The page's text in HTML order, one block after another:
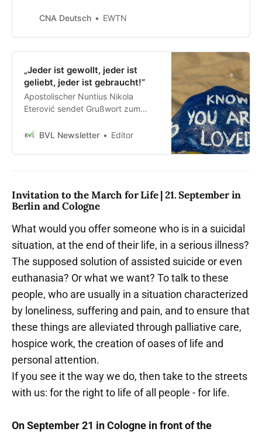
Gegendemonstranten, sondern
&bdquo;intolerant und
menschenverachtend&ldquo;
handelten, so Alexandra Linder
gegen&uuml;ber CNA Deutsch.
CNA Deutsch EWTN
„Jeder ist gewollt, jeder ist
geliebt, jeder ist gebraucht!“
Apostolischer Nuntius Nikola
Eterović sendet Grußwort zum
21.09.2024
BVL Newsletter Editor
Invitation to the March for Life | 21. September in
Berlin and Cologne
What would you offer someone who is in a suicidal
situation, at the end of their life, in a serious illness?
The supposed solution of assisted suicide or even
euthanasia? Or what we want? To talk to these
people, who are usually in a situation characterized
by loneliness, suffering and pain, and to ensure that
these things are alleviated through palliative care,
hospice work, the creation of oases of life and
personal attention.
If you see it the way we do, then take to the streets
with us: for the right to life of all people - for life.
On September 21 in Cologne in front of the